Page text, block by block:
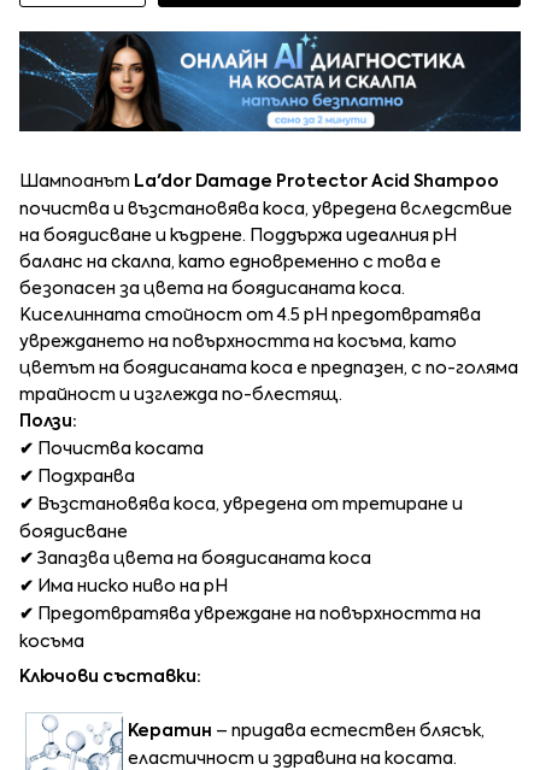
Шампоанът La'dor Damage Protector Acid Shampoo
почиства и възстановява коса, увредена вследствие
на боядисване и къдрене. Поддържа идеалния pH
баланс на скалпа, като едновременно с това е
безопасен за цвета на боядисаната коса.
Киселинната стойност от 4.5 pH предотвратява
увреждането на повърхността на косъма, като
цветът на боядисаната коса е предпазен, с по-голяма
трайност и изглежда по-блестящ.
Ползи:
✔
Почиства косата
✔
Подхранва
✔ Възстановява коса, увредена от третиране и
боядисване
✔ Запазва цвета на боядисаната коса
✔ Има ниско ниво на pH
✔
Предотвратява увреждане на повърхността на
косъма
Ключови съставки:
Кератин – придава естествен блясък,
еластичност и здравина на косата.